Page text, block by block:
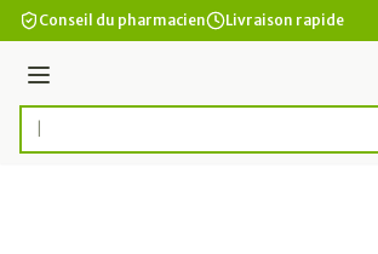
Aller au contenu
Conseil du pharmacien Livraison rapide
Menu
Rechercher